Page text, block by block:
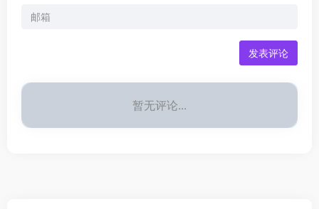
发表评论
暂无评论...